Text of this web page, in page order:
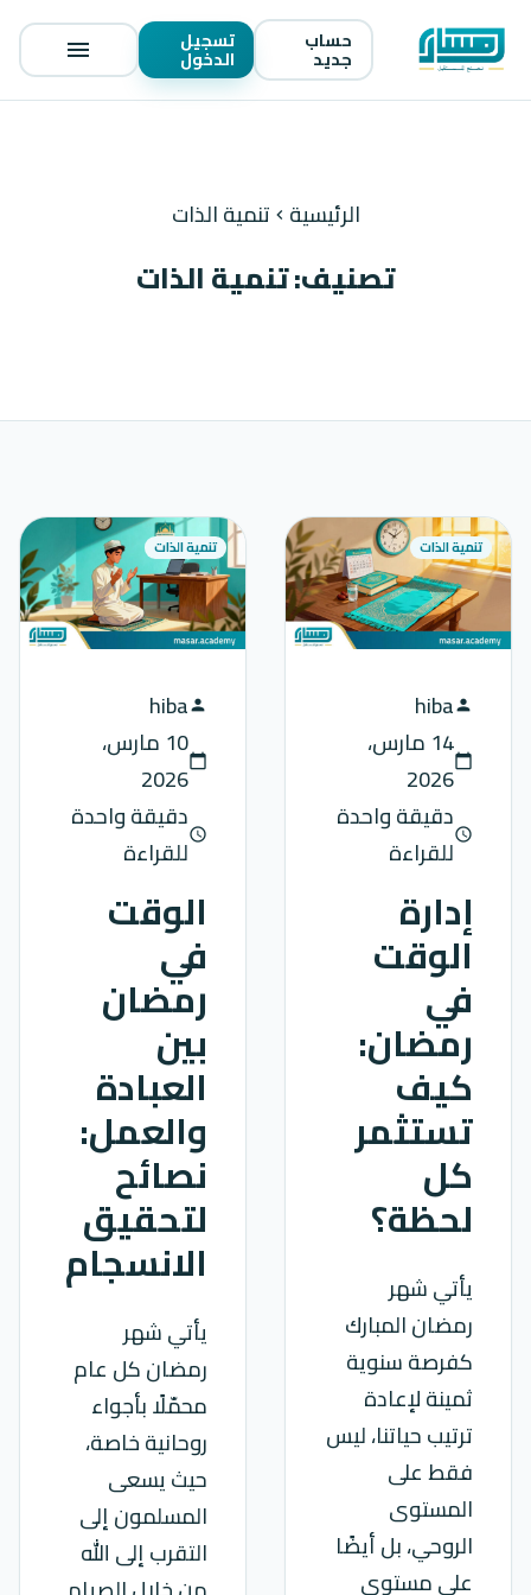
حساب
جديد
تسجيل
الدخول menu
الرئيسية chevron_left تنمية الذات
تصنيف: تنمية الذات
تنمية الذات
person
hiba
calendar_today
14 مارس،
2026
scheduleدقيقة واحدة
للقراءة
إدارة
الوقت
في
رمضان:
كيف
تستثمر
كل
لحظة؟
يأتي شهر
رمضان المبارك
كفرصة سنوية
ثمينة لإعادة
ترتيب حياتنا، ليس
فقط على
المستوى
الروحي، بل أيضًا
على مستوى
تنمية الذات
person
hiba
calendar_today
10 مارس،
2026
scheduleدقيقة واحدة
للقراءة
الوقت
في
رمضان
بين
العبادة
والعمل:
نصائح
لتحقيق
الانسجام
يأتي شهر
رمضان كل عام
محمّلًا بأجواء
روحانية خاصة،
حيث يسعى
المسلمون إلى
التقرب إلى الله